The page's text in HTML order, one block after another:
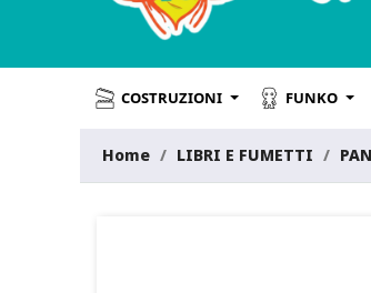
COSTRUZIONI FUNKO
Home LIBRI E FUMETTI